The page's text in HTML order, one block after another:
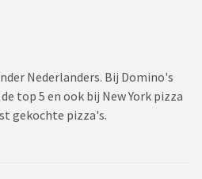
Nederlanders. Bij Domino's
top 5 en ook bij New York pizza
gekochte pizza's.